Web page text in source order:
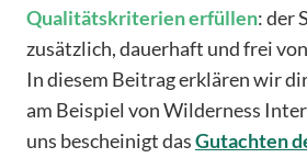
Qualitätskriterien erfüllen: der
zusätzlich, dauerhaft und frei
In diesem Beitrag erklären wir
am Beispiel von Wilderness
uns bescheinigt dasGutachten